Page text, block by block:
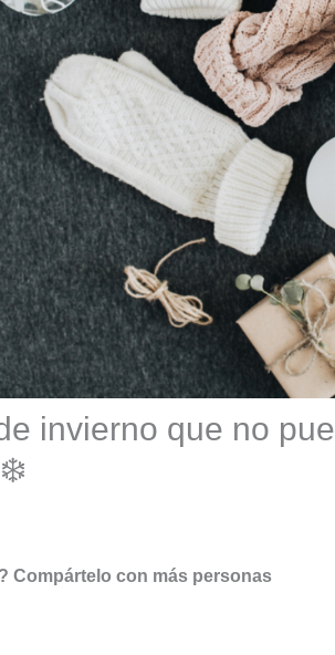
invierno que no
Compártelo con más personas